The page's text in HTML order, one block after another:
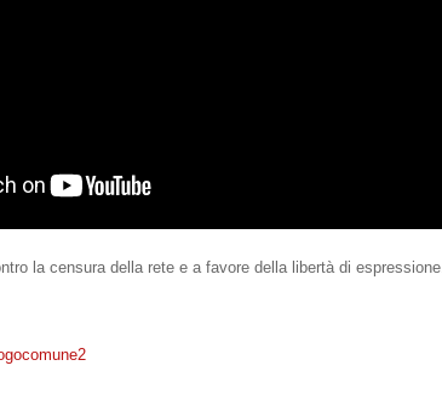
la censura della rete e a favore della libertà di espressione.